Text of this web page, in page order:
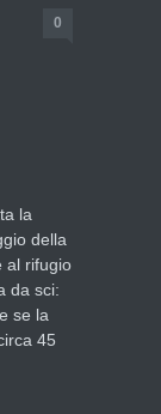
0
la
della
al rifugio
da sci:
se la
45